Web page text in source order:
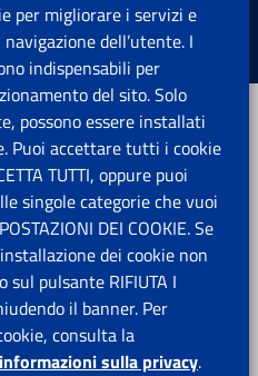
Previdenza Sociale.
per migliorare i servizi e
dell’utente. I
indispensabili per
del sito. Solo
possono essere installati
Puoi accettare tutti i cookie
TUTTI, oppure puoi
singole categorie che vuoi
DEI COOKIE. Se
dei cookie non
pulsante RIFIUTA I
il banner. Per
consulta la
informazioni sulla privacy.